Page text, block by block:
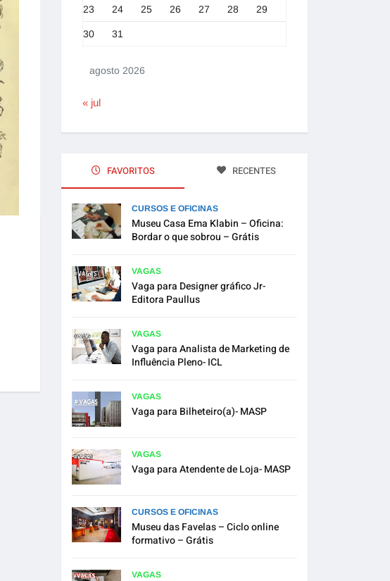
agosto 2026
23 24 25 26 27 28 29
30 31
« jul
FAVORITOS RECENTES
CURSOS E OFICINAS
Museu Casa Ema Klabin – Oficina:
Bordar o que sobrou – Grátis
VAGAS
Vaga para Designer gráfico Jr-
Editora Paullus
VAGAS
Vaga para Analista de Marketing de
Influência Pleno- ICL
VAGAS
Vaga para Bilheteiro(a)- MASP
VAGAS
Vaga para Atendente de Loja- MASP
CURSOS E OFICINAS
Museu das Favelas – Ciclo online
formativo – Grátis
VAGAS